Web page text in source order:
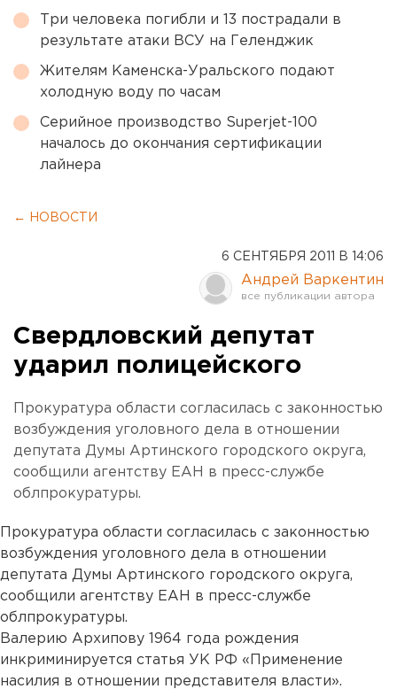
Три человека погибли и 13 пострадали в
результате атаки ВСУ на Геленджик
Жителям Каменска-Уральского подают
холодную воду по часам
Серийное производство Superjet-100
началось до окончания сертификации
лайнера
← НОВОСТИ
6 СЕНТЯБРЯ 2011 В 14:06
Андрей Варкентин
Свердловский депутат
ударил полицейского
Прокуратура области согласилась с законностью
возбуждения уголовного дела в отношении
депутата Думы Артинского городского округа,
сообщили агентству ЕАН в пресс-службе
облпрокуратуры.
Прокуратура области согласилась с законностью
возбуждения уголовного дела в отношении
депутата Думы Артинского городского округа,
сообщили агентству ЕАН в пресс-службе
облпрокуратуры.
Валерию Архипову 1964 года рождения
инкриминируется статья УК РФ «Применение
насилия в отношении представителя власти».